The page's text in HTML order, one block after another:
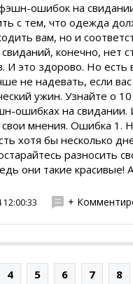
ошибок на
с тем, что одежда
вам, но и
конечно, нет
И это здорово. Но есть
не надевать, если вас
ужин. Узнайте о
ошибках на свидании.
свои мнения. Ошибка 1.
хотя бы несколько
разносить
они такие красивые! А
12:00:33 +
4 5 6 7 8